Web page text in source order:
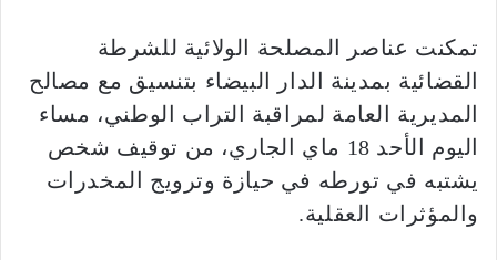
تمكنت عناصر المصلحة الولائية للشرطة
القضائية بمدينة الدار البيضاء بتنسيق مع مصالح
المديرية العامة لمراقبة التراب الوطني، مساء
اليوم الأحد 18 ماي الجاري، من توقيف شخص
يشتبه في تورطه في حيازة وترويج المخدرات
والمؤثرات العقلية.